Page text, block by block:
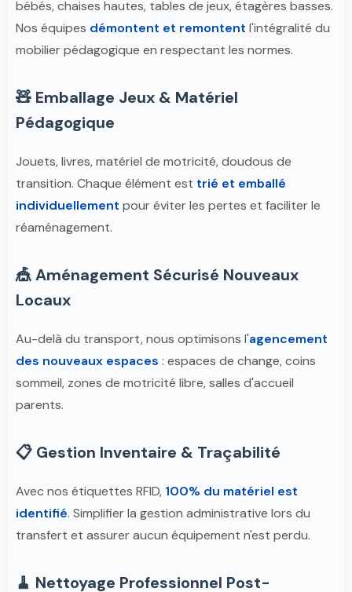
bébés, chaises hautes, tables de jeux, étagères basses.
Nos équipes démontent et remontent l'intégralité du
mobilier pédagogique en respectant les normes.
🧸 Emballage Jeux & Matériel
Pédagogique
Jouets, livres, matériel de motricité, doudous de
transition. Chaque élément est trié et emballé
individuellement pour éviter les pertes et faciliter le
réaménagement.
🎪 Aménagement Sécurisé Nouveaux
Locaux
Au-delà du transport, nous optimisons l'agencement
des nouveaux espaces : espaces de change, coins
sommeil, zones de motricité libre, salles d'accueil
parents.
📋 Gestion Inventaire & Traçabilité
Avec nos étiquettes RFID, 100% du matériel est
identifié. Simplifier la gestion administrative lors du
transfert et assurer aucun équipement n'est perdu.
🧹 Nettoyage Professionnel Post-